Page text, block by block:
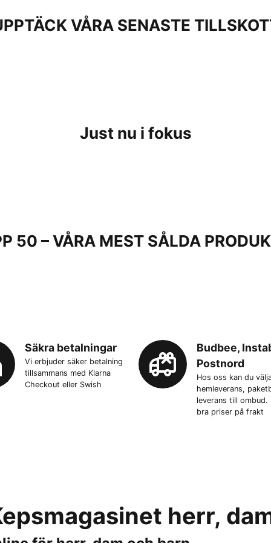
VÅRA SENASTE
Just nu i fokus
50 – VÅRA MEST SÅLDA
Säkra betalningar
Vi erbjuder säker betalning
tillsammans med Klarna
Checkout eller Swish
Budbee,
Postnord
Hos oss kan du
hemleverans,
leverans till ombud.
bra priser på frakt
herr,